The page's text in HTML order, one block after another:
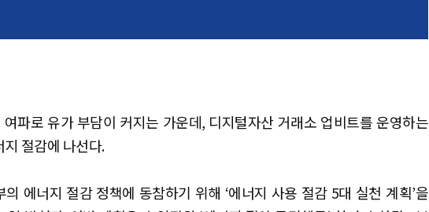
파로 유가 부담이 커지는 가운데, 디지털자산 거래소 업비트를 운영하는
절감에 나선다.
의 에너지 절감 정책에 동참하기 위해 ‘에너지 사용 절감 5대 실천 계획’을